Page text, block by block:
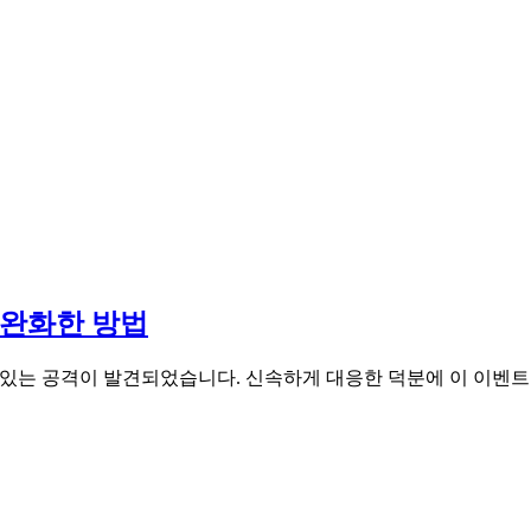
화한 방법
는 공격이 발견되었습니다. 신속하게 대응한 덕분에 이 이벤